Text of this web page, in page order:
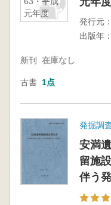
元年度
発行元：
出版年：
新刊 在庫なし
古書 1点
発掘調
安満
留施
伴う